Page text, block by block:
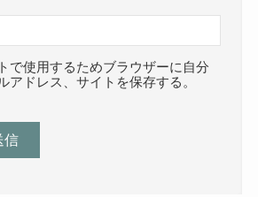
で使用するためブラウザーに自分
アドレス、サイトを保存する。